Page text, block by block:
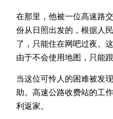
在那里，他被一位高速路
份从日照出发的，根据人
了，只能住在网吧过夜。
由于不会使用地图，只能
当这位可怜人的困难被发
助。高速公路收费站的工
利返家。